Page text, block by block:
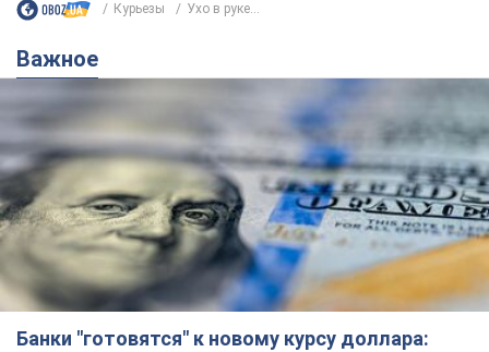
Курьезы Ухо в руке...
Важное
Банки "готовятся" к новому курсу доллара: